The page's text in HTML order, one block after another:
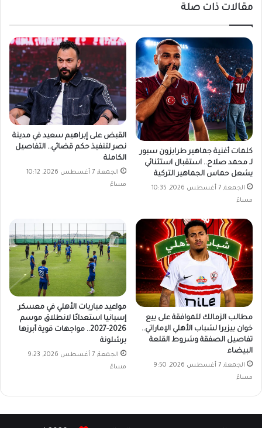
مقالات ذات صلة
كلمات أغنية جماهير طرابزون سبور
لـ محمد صلاح.. استقبال استثنائي
يشعل حماس الجماهير التركية
الجمعة, 7 أغسطس 2026, 10:35
مساءً
القبض على إبراهيم سعيد في مدينة
نصر لتنفيذ حكم قضائي.. التفاصيل
الكاملة
الجمعة, 7 أغسطس 2026, 10:12
مساءً
مطالب الزمالك للموافقة على بيع
خوان بيزيرا لشباب الأهلي الإماراتي..
تفاصيل الصفقة وشروط القلعة
البيضاء
الجمعة, 7 أغسطس 2026, 9:50
مساءً
مواعيد مباريات الأهلي في معسكر
إسبانيا استعدادًا لانطلاق موسم
2026-2027.. مواجهات قوية أبرزها
برشلونة
الجمعة, 7 أغسطس 2026, 9:23
مساءً